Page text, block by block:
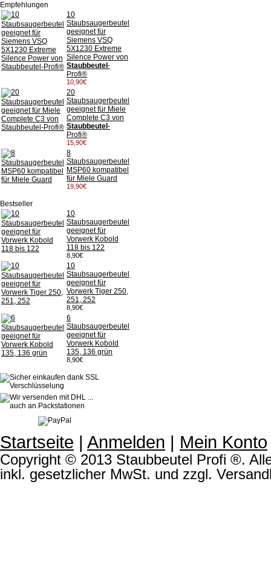
Empfehlungen
10
Staubsaugerbeutel
geeignet für
Siemens VSQ
5X1230 Extreme
Silence Power von
Staubbeutel -
Profi®
10,90€
20
Staubsaugerbeutel
geeignet für Miele
Complete C3 von
Staubbeutel -
Profi®
15,90€
8
Staubsaugerbeutel
MSP60 kompatibel
für Miele Guard
19,90€
Bestseller
10
Staubsaugerbeutel
geeignet für
Vorwerk Kobold
118 bis 122
8,90€
10
Staubsaugerbeutel
geeignet für
Vorwerk Tiger 250,
251, 252
8,90€
6
Staubsaugerbeutel
geeignet für
Vorwerk Kobold
135, 136 grün
8,90€
Startseite | Anmelden | Mein Konto
Copyright © 2013 Staubbeutel Profi ®.
inkl. gesetzlicher MwSt. und zzgl.